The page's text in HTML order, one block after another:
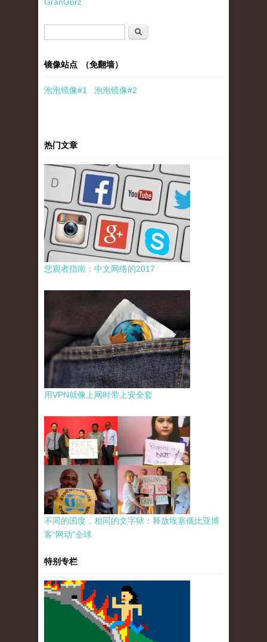
搜索
镜像站点 （免翻墙）
泡泡镜像#1 泡泡镜像#2
热门文章
悲观者指南：中文网络的2017
用VPN就像上网时带上安全套
不同的国度，相同的文字狱：释放埃塞俄比亚博
客“网动”全球
特别专栏